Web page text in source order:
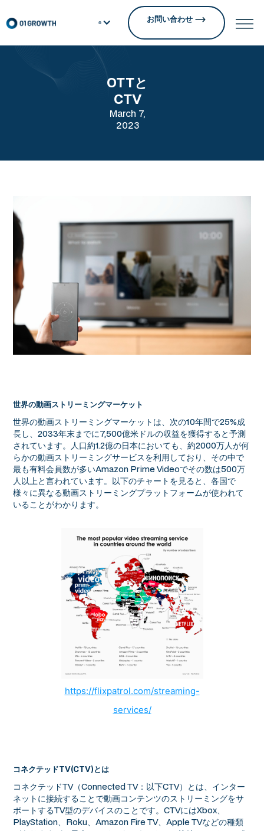
お問い合わせ
OTTと
CTV
March 7,
2023
世界の動画ストリーミングマーケット
世界の動画ストリーミングマーケットは、次の10年間で25%成
長し、2033年末までに7,500億米ドルの収益を獲得すると予測
されています。人口約1.2億の日本においても、約2000万人が何
らかの動画ストリーミングサービスを利用しており、その中で
最も有料会員数が多いAmazon Prime Videoでその数は500万
人以上と言われています。以下のチャートを見ると、各国で
様々に異なる動画ストリーミングプラットフォームが使われて
いることがわかります。
https://flixpatrol.com/streaming-
services/
コネクテッドTV(CTV)とは
コネクテッドTV（Connected TV：以下CTV）とは、インター
ネットに接続することで動画コンテンツのストリーミングをサ
ポートするTV型のデバイスのことです。CTVにはXbox、
PlayStation、Roku、Amazon Fire TV、Apple TVなどの種類